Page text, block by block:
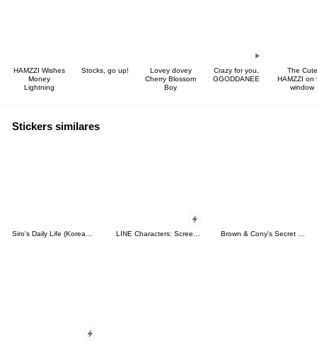
HAMZZI Wishes
Money
Lightning
Stocks, go up!
Lovey dovey
Cherry Blossom
Boy
Crazy for you,
GGODDANEE
The Cute
HAMZZI on
window
Stickers similares
Siro's Daily Life (Korean&Japanese) LINE Characters: Screen Hogs Brown & Cony's Secret Date!